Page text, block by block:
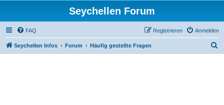
Seychellen Forum
FAQ Anmelden
Registrieren
Seychellen Infos Forum Häufig gestellte Fragen